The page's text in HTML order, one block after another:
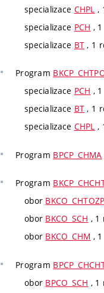
specializace CHPL ,
specializace PCH ,
specializace BT , 1
Program
specializace PCH ,
specializace BT , 1
specializace CHPL ,
Program BPCP_CHMA
Program
obor BKCO_CHTOZP
obor BKCO_SCH , 1
obor BKCO_CHM ,
Program
obor BPCO_SCH , 1